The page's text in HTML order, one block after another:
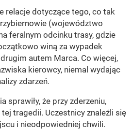
relacje dotyczące tego, co tak
(województwo
feralnym odcinku trasy, gdzie
winą za wypadek
autem Marca. Co więcej,
kierowcy, niemal wydając
zdarzeń.
sprawiły, że przy zderzeniu,
tej tragedii. Uczestnicy znaleźli się
i nieodpowiedniej chwili.